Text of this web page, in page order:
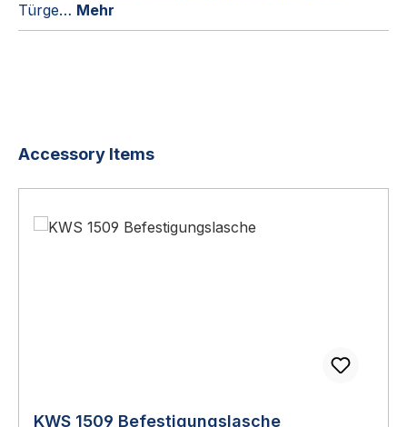
Türge… Mehr
Produktgalerie überspringen
Accessory Items
KWS 1509 Befestigungslasche